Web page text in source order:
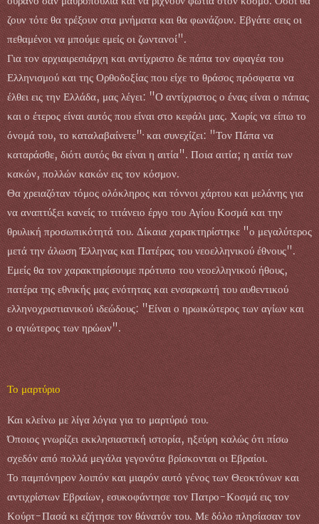
ζουν τότε θα τρέξουν στα μνήματα και θα φωνάζουν. Εβγάτε σεις οι
πεθαμένοι να μπούμε εμείς οι ζωντανοί".
Για τον αρχιαιρεσιάρχη και αντίχριστο δε πάπα τον σφαγέα του
Ελληνισμού και της Ορθοδοξίας που είχε το θράσος πρόσφατα να
έλθει εις την Ελλάδα, μας λέγει: "Ο αντίχριστος ο ένας είναι ο πάπας
και ο έτερος είναι αυτός που είναι στο κεφάλι μας. Χωρίς να είπω το
όνομά του, το καταλαβαίνετε"· και συνεχίζει: "Τον Πάπα να
καταράσθε, διότι αυτός θα είναι η αιτία". Ποια αιτία; η αιτία των
κακών, πολλών κακών εις τον κόσμον.
Θα χρειαζόταν τόμος ολόκληρος και τόννοι χάρτου και μελάνης για
να αναπτύξει κανείς το τιτάνειο έργο του Αγίου Κοσμά και την
θρυλική προσωπικότητά του. Δίκαια χαρακτηρίστηκε "ο μεγαλύτερος
μετά την άλωση Έλληνας και Πατέρας του νεοελληνικού έθνους".
Εμείς θα τον χαρακτηρίσουμε πρότυπο του νεοελληνικού ήθους,
πατέρα της εθνικής μας ενότητας και ενσαρκωτή του αυθεντικού
ελληνοχριστιανικού ιδεώδους: "Είναι ο ηρωικώτερος των αγίων και
ο αγιώτερος των ηρώων".
Το μαρτύριο
Και κλείνω με λίγα λόγια για το μαρτύριό του.
Όποιος γνωρίζει εκκλησιαστική ιστορία, ηξεύρη καλώς ότι πίσω
σχεδόν από πολλά μεγάλα γεγονότα βρίσκονται οι Εβραίοι.
Το παμπόνηρον λοιπόν και μιαρόν αυτό γένος των Θεοκτόνων και
αντιχρίστων Εβραίων, εσυκοφάντησε τον Πατρο-Κοσμά εις τον
Κούρτ-Πασά κι εζήτησε τον θάνατόν του. Με δόλο πλησίασαν τον